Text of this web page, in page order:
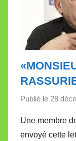
Publié le 28
Une membre
envoyé cette